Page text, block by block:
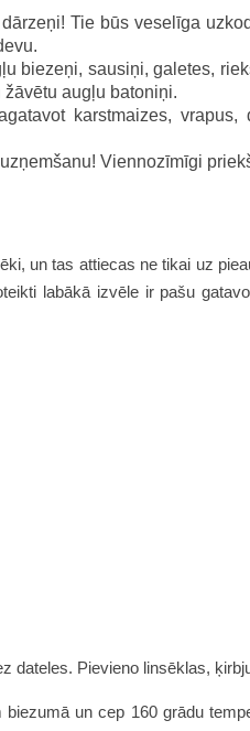
Tie būs veselīga
biezeņi, sausiņi, galetes,
augļu batoniņi.
karstmaizes,
Viennozīmīgi
un tas attiecas ne tikai uz
labākā izvēle ir pašu
dateles. Pievieno linsēklas,
un cep 160 grādu